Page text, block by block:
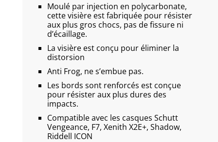
Moulé par injection en polycarbonate,
cette visière est fabriquée pour résister
aux plus gros chocs, pas de fissure ni
d’écaillage.
La visière est conçu pour éliminer la
distorsion
Anti Frog, ne s’embue pas.
Les bords sont renforcés est conçue
pour résister aux plus dures des
impacts.
Compatible avec les casques Schutt
Vengeance, F7, Xenith X2E+, Shadow,
Riddell ICON